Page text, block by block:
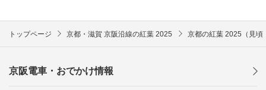
トップページ 京都・滋賀 京阪沿線の紅葉 2025 京都の紅葉 2025（見頃
京阪電車・おでかけ情報